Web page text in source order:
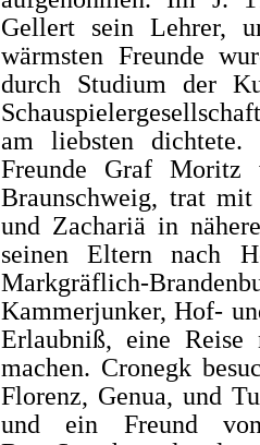
Gellert sein Lehrer,
wärmsten Freunde
durch Studium der
am liebsten
Freunde Graf Moritz
Braunschweig, trat mit
und Zachariä in
seinen Eltern nach
Markgräflich-
Kammerjunker, Hof-
Erlaubniß, eine
machen. Cronegk
Florenz, Genua, und
und ein Freund